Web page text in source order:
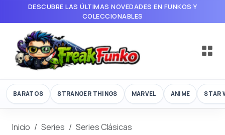
DESCUBRE LAS ÚLTIMAS NOVEDADES EN FUNKOS Y
COLECCIONABLES
BARATOS STRANGER THINGS MARVEL ANIME STAR
Inicio Series
Series Clásicas